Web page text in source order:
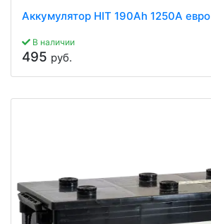
Аккумулятор HIT 190Ah 1250A евро
В наличии
495 руб.